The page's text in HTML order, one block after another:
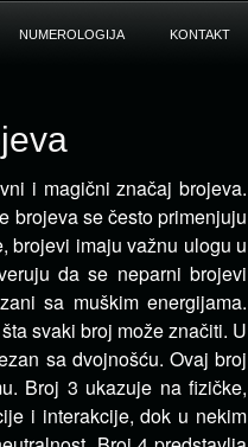
NUMEROLOGIJA KONTAKT
i magični značaj brojeva.
brojeva se često primenjuju
brojevi imaju važnu ulogu u
da se neparni brojevi
sa muškim energijama.
svaki broj može značiti. U
sa dvojnošću. Ovaj broj
Broj 3 ukazuje na fizičke,
i interakcije, dok u nekim